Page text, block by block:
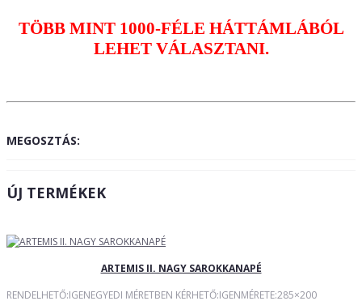
TÖBB MINT 1000-FÉLE HÁTTÁMLÁBÓL
LEHET VÁLASZTANI.
MEGOSZTÁS:
ÚJ TERMÉKEK
ARTEMIS II. NAGY SAROKKANAPÉ
RENDELHETŐ:IGENEGYEDI MÉRETBEN KÉRHETŐ:IGENMÉRETE:285×200